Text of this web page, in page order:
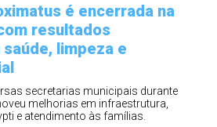
é encerrada na
resultados
limpeza e
secretarias municipais durante
melhorias em infraestrutura,
e atendimento às famílias.